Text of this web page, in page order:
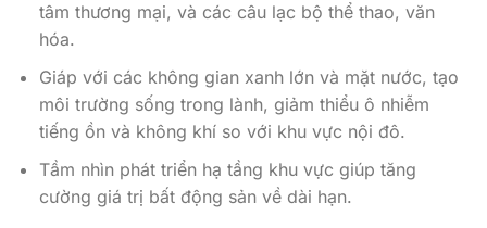
tâm thương mại, và các câu lạc bộ thể thao, văn
hóa.
Giáp với các không gian xanh lớn và mặt nước, tạo
môi trường sống trong lành, giảm thiểu ô nhiễm
tiếng ồn và không khí so với khu vực nội đô.
Tầm nhìn phát triển hạ tầng khu vực giúp tăng
cường giá trị bất động sản về dài hạn.